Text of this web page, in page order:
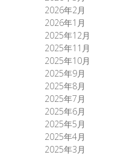
2026年2月
2026年1月
2025年12月
2025年11月
2025年10月
2025年9月
2025年8月
2025年7月
2025年6月
2025年5月
2025年4月
2025年3月